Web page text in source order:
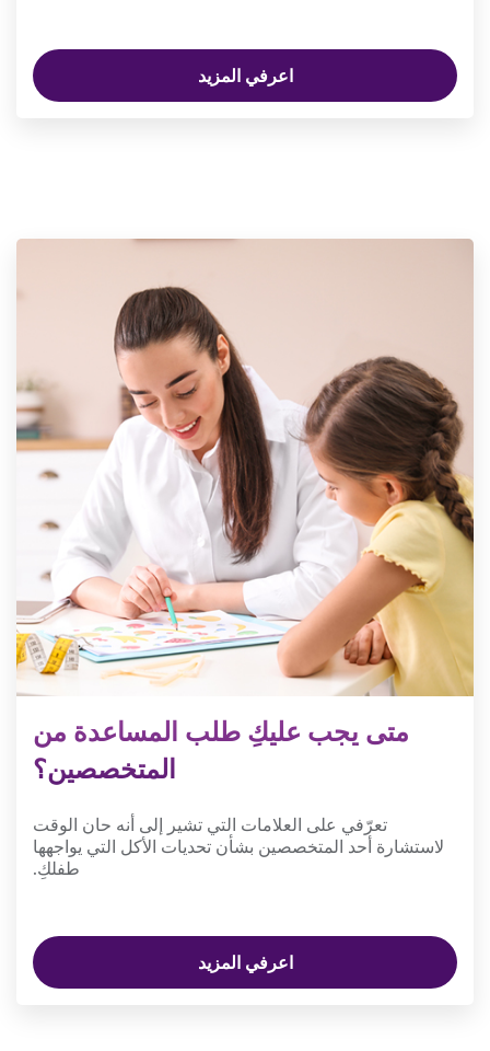
اعرفي المزيد
متى يجب عليكِ طلب المساعدة من
المتخصصين؟
تعرّفي على العلامات التي تشير إلى أنه حان الوقت
لاستشارة أحد المتخصصين بشأن تحديات الأكل التي يواجهها
طفلكِ.
اعرفي المزيد